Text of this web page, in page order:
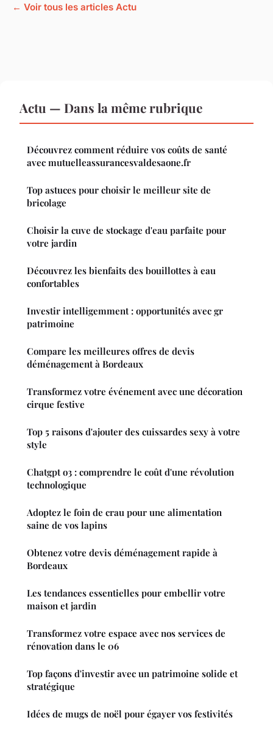
← Voir tous les articles Actu
Actu — Dans la même rubrique
Découvrez comment réduire vos coûts de santé
avec mutuelleassurancesvaldesaone.fr
Top astuces pour choisir le meilleur site de
bricolage
Choisir la cuve de stockage d'eau parfaite pour
votre jardin
Découvrez les bienfaits des bouillottes à eau
confortables
Investir intelligemment : opportunités avec gr
patrimoine
Compare les meilleures offres de devis
déménagement à Bordeaux
Transformez votre événement avec une décoration
cirque festive
Top 5 raisons d'ajouter des cuissardes sexy à votre
style
Chatgpt o3 : comprendre le coût d'une révolution
technologique
Adoptez le foin de crau pour une alimentation
saine de vos lapins
Obtenez votre devis déménagement rapide à
Bordeaux
Les tendances essentielles pour embellir votre
maison et jardin
Transformez votre espace avec nos services de
rénovation dans le 06
Top façons d'investir avec un patrimoine solide et
stratégique
Idées de mugs de noël pour égayer vos festivités